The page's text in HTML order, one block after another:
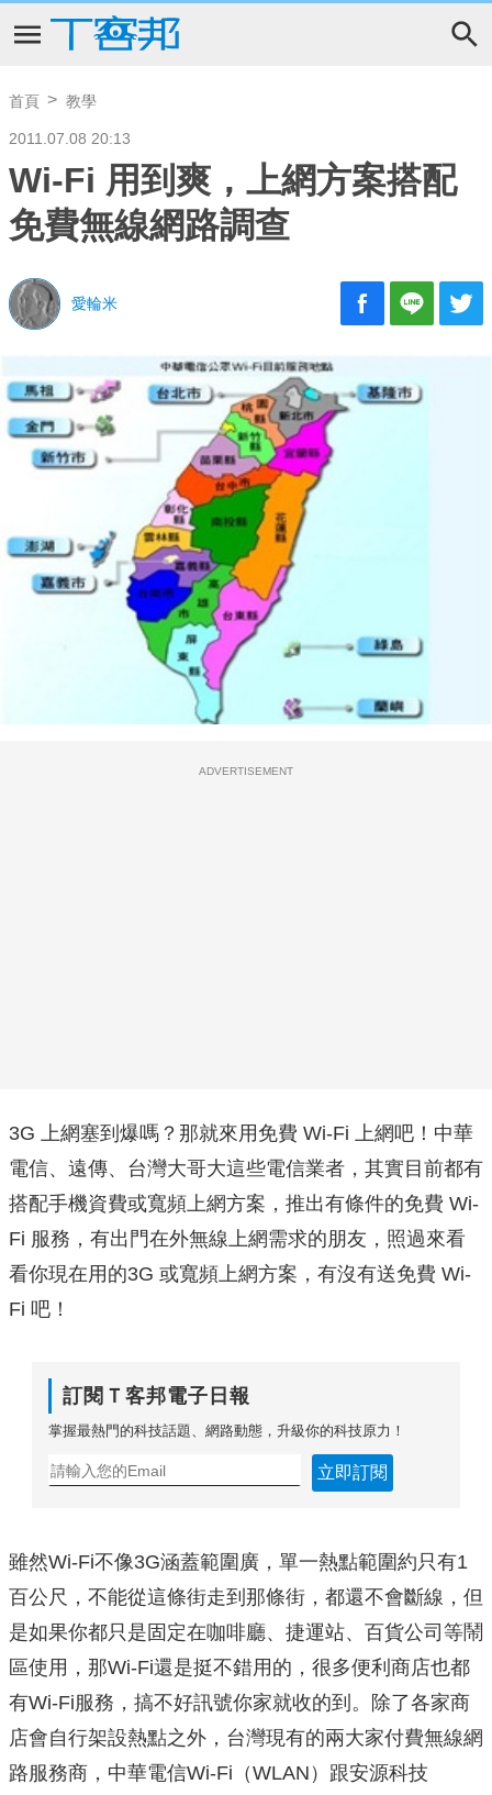
首頁 教學
2011.07.08 20:13
Wi-Fi 用到爽，上網方案搭配
免費無線網路調查
愛輪米
ADVERTISEMENT
3G 上網塞到爆嗎？那就來用免費 Wi-Fi 上網吧！中華
電信、遠傳、台灣大哥大這些電信業者，其實目前都有
搭配手機資費或寬頻上網方案，推出有條件的免費 Wi-
Fi 服務，有出門在外無線上網需求的朋友，照過來看
看你現在用的3G 或寬頻上網方案，有沒有送免費 Wi-
Fi 吧！
訂閱Ｔ客邦電子日報
掌握最熱門的科技話題、網路動態，升級你的科技原力！
立即訂閱
雖然Wi-Fi不像3G涵蓋範圍廣，單一熱點範圍約只有1
百公尺，不能從這條街走到那條街，都還不會斷線，但
是如果你都只是固定在咖啡廳、捷運站、百貨公司等鬧
區使用，那Wi-Fi還是挺不錯用的，很多便利商店也都
有Wi-Fi服務，搞不好訊號你家就收的到。除了各家商
店會自行架設熱點之外，台灣現有的兩大家付費無線網
路服務商，中華電信Wi-Fi（WLAN）跟安源科技